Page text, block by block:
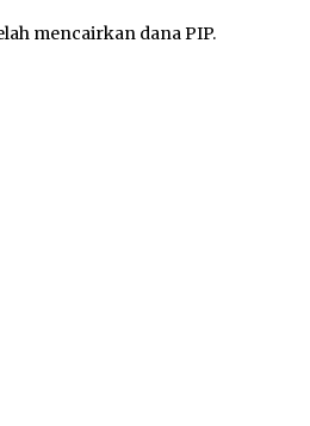
mencairkan dana PIP.